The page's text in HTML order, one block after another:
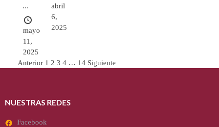
...
mayo
11,
2025
abril
6,
2025
Paginación
entradas
Anterior 1 2 3 4 … 14 Siguiente
NUESTRAS REDES
Facebook